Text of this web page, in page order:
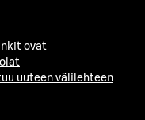
ovat
uuteen välilehteen